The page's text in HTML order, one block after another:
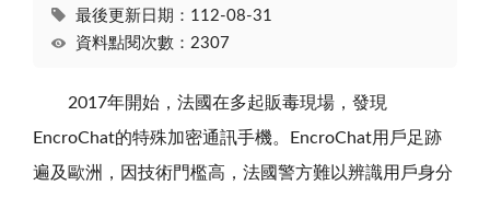
最後更新日期：112-08-31
資料點閱次數：2307
2017年開始，法國在多起販毒現場，發現
EncroChat的特殊加密通訊手機。EncroChat用戶足跡
遍及歐洲，因技術門檻高，法國警方難以辨識用戶身分